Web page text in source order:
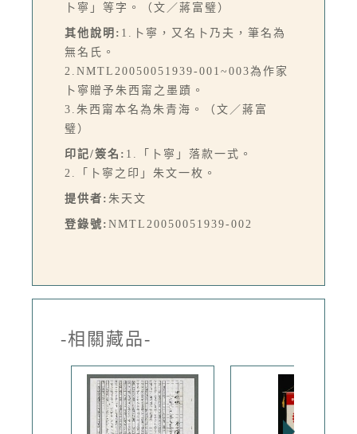
卜寧」等字。（文／蔣富璧）
其他說明: 1.卜寧，又名卜乃夫，筆名為
無名氏。
2.NMTL20050051939-001~003為作家
卜寧贈予朱西甯之墨蹟。
3.朱西甯本名為朱青海。（文／蔣富
璧）
印記/簽名: 1.「卜寧」落款一式。
2.「卜寧之印」朱文一枚。
提供者: 朱天文
登錄號: NMTL20050051939-002
-相關藏品-